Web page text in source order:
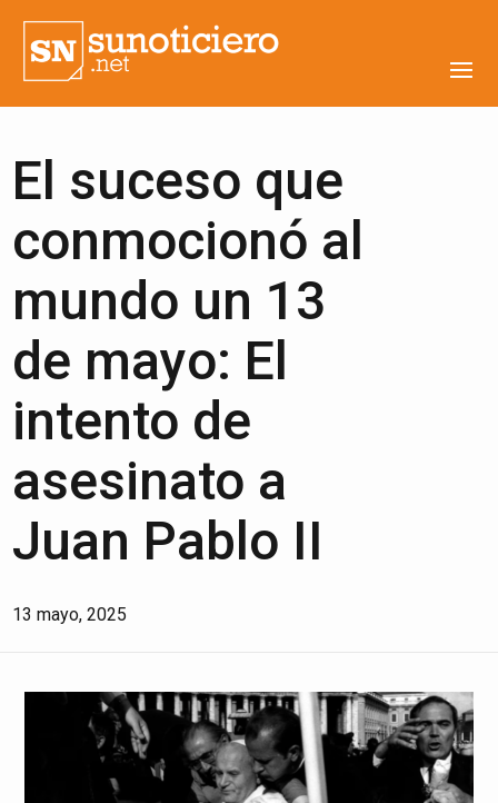
El suceso que
conmocionó al
mundo un 13
de mayo: El
intento de
asesinato a
Juan Pablo II
13 mayo, 2025